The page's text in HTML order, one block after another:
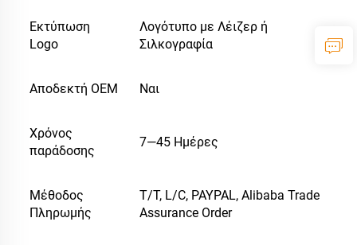
Εκτύπωση
Logo
Λογότυπο με Λέιζερ ή
Σιλκογραφία
Αποδεκτή OEM Ναι
Χρόνος
παράδοσης
7—45 Ημέρες
Μέθοδος
Πληρωμής
T/T, L/C, PAYPAL, Alibaba Trade
Assurance Order